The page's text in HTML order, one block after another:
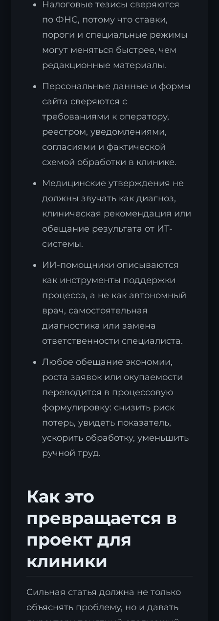
Налоговые тезисы сверяются
по ФНС, потому что ставки,
пороги и специальные режимы
могут меняться быстрее, чем
редакционные материалы.
Персональные данные и формы
сайта сверяются с
требованиями к оператору,
реестром, уведомлениями,
согласиями и фактической
схемой обработки в клинике.
Медицинские утверждения не
должны звучать как диагноз,
клиническая рекомендация или
обещание результата от ИТ-
системы.
ИИ-помощники описываются
как инструменты поддержки
процесса, а не как автономный
врач, самостоятельная
диагностика или замена
ответственности специалиста.
Любое обещание экономии,
роста заявок или окупаемости
переводится в процессовую
формулировку: снизить риск
потерь, увидеть показатель,
ускорить обработку, уменьшить
ручной труд.
Как это
превращается в
проект для
клиники
Сильная статья должна не только
объяснять проблему, но и давать